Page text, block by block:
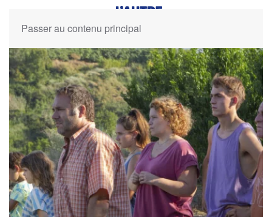
Passer au contenu principal